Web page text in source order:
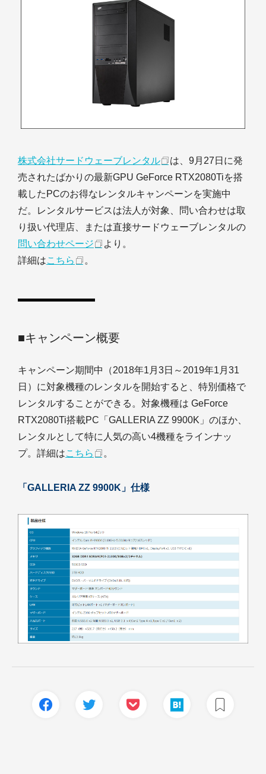
株式会社サードウェーブレンタル
は、9月27日に発
売されたばかりの最新GPU GeForce RTX2080Tiを搭
載したPCのお得なレンタルキャンペーンを実施中
だ。レンタルサービスは法人が対象、問い合わせは取
り扱い代理店、または直接サードウェーブレンタルの
問い合わせページ
より。
詳細はこちら 。
■キャンペーン概要
キャンペーン期間中（2018年1月3日～2019年1月31
日）に対象機種のレンタルを開始すると、特別価格で
レンタルすることができる。対象機種は GeForce
RTX2080Ti搭載PC「GALLERIA ZZ 9900K」のほか、
レンタルとして特に人気の高い4機種をラインナッ
プ。詳細はこちら 。
「GALLERIA ZZ 9900K」仕様